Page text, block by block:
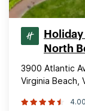
North
3900 Atlantic
Virginia Beach,
4.00